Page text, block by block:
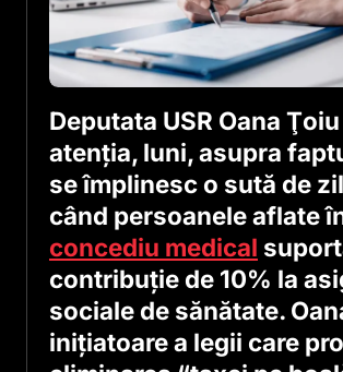
Deputata USR Oana
atenţia, luni, asupra
se împlinesc o sută de
când persoanele aflate
concediu medical
contribuţie de 10% la
sociale de sănătate.
iniţiatoare a legii care